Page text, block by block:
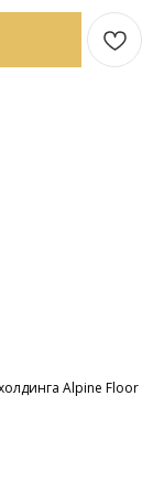
Alpine Floor